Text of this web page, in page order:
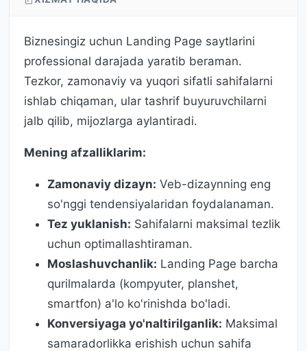
Biznesingiz uchun Landing Page saytlarini
professional darajada yaratib beraman.
Tezkor, zamonaviy va yuqori sifatli sahifalarni
ishlab chiqaman, ular tashrif buyuruvchilarni
jalb qilib, mijozlarga aylantiradi.
Mening afzalliklarim:
Zamonaviy dizayn: Veb-dizaynning eng
so'nggi tendensiyalaridan foydalanaman.
Tez yuklanish: Sahifalarni maksimal tezlik
uchun optimallashtiraman.
Moslashuvchanlik: Landing Page barcha
qurilmalarda (kompyuter, planshet,
smartfon) a'lo ko'rinishda bo'ladi.
Konversiyaga yo'naltirilganlik: Maksimal
samaradorlikka erishish uchun sahifa